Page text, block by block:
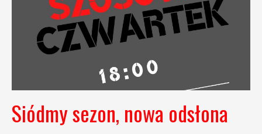
Siódmy sezon, nowa odsłona